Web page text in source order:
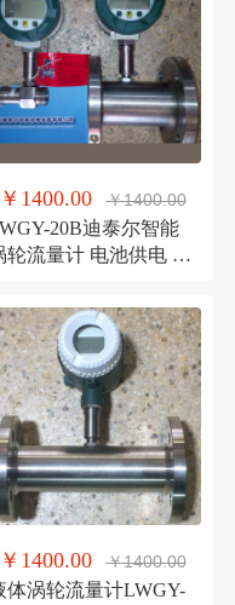
￥1400.00 ￥1400.00
20B迪泰尔智能
轮流量计 电池供电 现
￥1400.00 ￥1400.00
体涡轮流量计LWGY-